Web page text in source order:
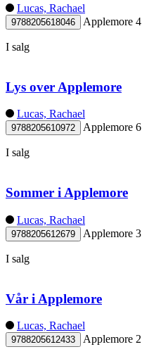
Lucas, Rachael
9788205618046 Applemore 4
I salg
Lys over Applemore
Lucas, Rachael
9788205610972 Applemore 6
I salg
Sommer i Applemore
Lucas, Rachael
9788205612679 Applemore 3
I salg
Vår i Applemore
Lucas, Rachael
9788205612433 Applemore 2